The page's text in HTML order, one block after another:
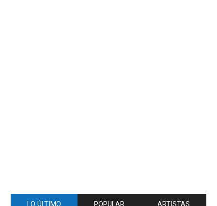
LO ÚLTIMO POPULAR ARTISTAS